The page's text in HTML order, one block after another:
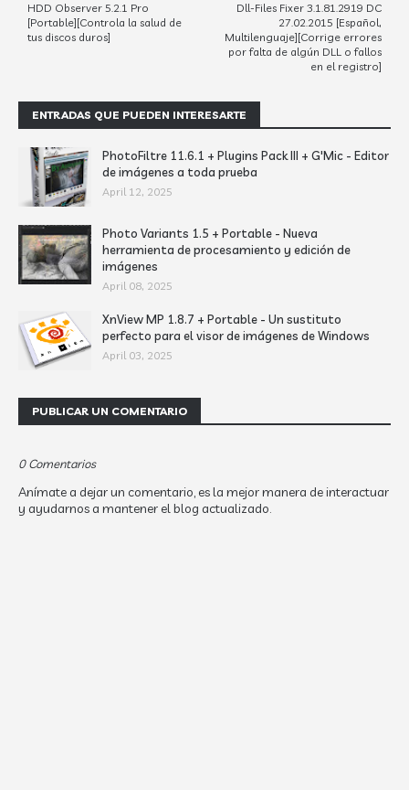
Dll-Files Fixer 3.1.81.2919 DC
27.02.2015 [Español,
Multilenguaje][Corrige errores
por falta de algún DLL o fallos
en el registro]
HDD Observer 5.2.1 Pro
[Portable][Controla la salud de
tus discos duros]
ENTRADAS QUE PUEDEN INTERESARTE
PhotoFiltre 11.6.1 + Plugins Pack III + G'Mic - Editor
de imágenes a toda prueba
April 12, 2025
Photo Variants 1.5 + Portable - Nueva
herramienta de procesamiento y edición de
imágenes
April 08, 2025
XnView MP 1.8.7 + Portable - Un sustituto
perfecto para el visor de imágenes de Windows
April 03, 2025
PUBLICAR UN COMENTARIO
0 Comentarios
Anímate a dejar un comentario, es la mejor manera de interactuar
y ayudarnos a mantener el blog actualizado.